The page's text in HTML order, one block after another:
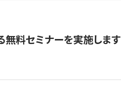
無料セミナーを実施します